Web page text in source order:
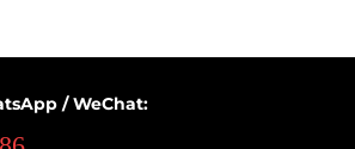
/ WeChat: